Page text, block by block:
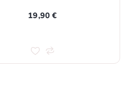
19,90 €